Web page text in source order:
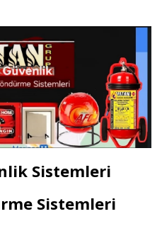
Sistemleri
Sistemleri